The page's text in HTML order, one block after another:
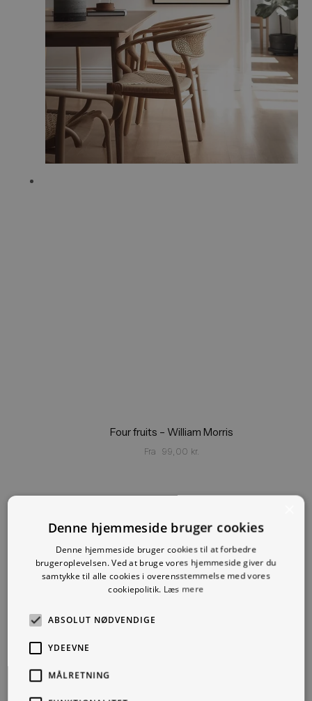
Four fruits – William Morris
Fra 99,00 kr.
Denne hjemmeside bruger cookies
Denne hjemmeside bruger cookies til at forbedre
brugeroplevelsen. Ved at bruge vores hjemmeside giver du
samtykke til alle cookies i overensstemmelse med vores
cookiepolitik. Læs mere
ABSOLUT NØDVENDIGE
YDEEVNE
MÅLRETNING